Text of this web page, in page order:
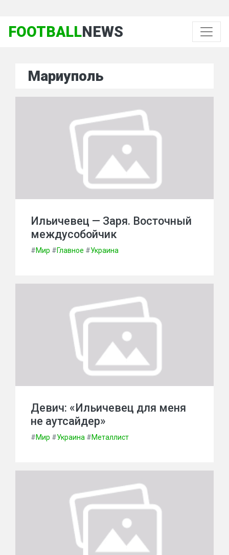
FOOTBALLNEWS
Мариуполь
Ильичевец — Заря. Восточный
междусобойчик
#Мир #Главное #Украина
Девич: «Ильичевец для меня
не аутсайдер»
#Мир #Украина #Металлист